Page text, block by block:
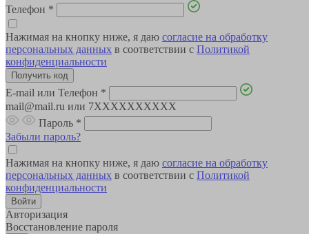
Телефон *
Нажимая на кнопку ниже, я даю согласие на обработку
персональных данных в соответствии с Политикой
конфиденциальности
E-mail или Телефон *
mail@mail.ru или 7XXXXXXXXXX
Пароль *
Забыли пароль?
Нажимая на кнопку ниже, я даю согласие на обработку
персональных данных в соответствии с Политикой
конфиденциальности
Авторизация
Восстановление пароля